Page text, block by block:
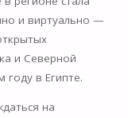
и виртуально —
и Северной
году в Египте.
на